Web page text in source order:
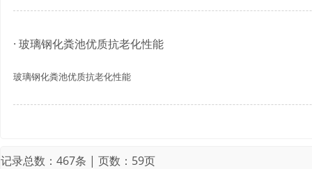
· 玻璃钢化粪池优质抗老化性能
玻璃钢化粪池优质抗老化性能
记录总数：467条 | 页数：59页